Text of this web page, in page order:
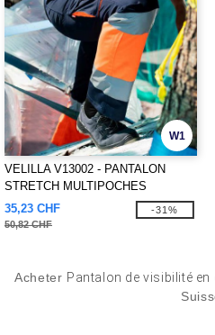
W1
VELILLA V13002 - PANTALON
STRETCH MULTIPOCHES
35,23 CHF
50,82 CHF
-31%
Acheter Pantalon de visibilité en